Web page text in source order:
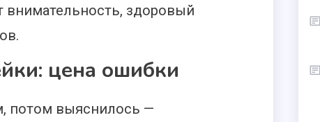
внимательность, здоровый
цена ошибки
потом выяснилось —